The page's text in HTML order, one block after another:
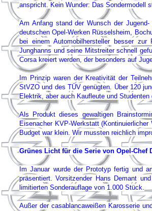
anspricht. Kein Wunder: Das Sondermodell
Am Anfang stand der Wunsch der
deutschen Opel-Werken Rüsselsheim,
bei einem Automobilhersteller besser
Junghanns und seine Mitstreiter schnell
Corsa kreiert werden, der besonders auf
Im Prinzip waren der Kreativität der
StVZO und des TÜV genügten. Über 120
Elektrik, aber auch Kaufleute und
Als Produkt dieses gewaltigen
Eisenacher KVP-Werkstatt
Budget war klein. Wir mussten reichlich
Grünes Licht für die Serie von Opel-Chef
Im Januar wurde der Prototyp fertig und
präsentiert. Vorsitzender Hans Demant
limitierten Sonderauflage von 1.000 Stück.
Außer der casablancaweißen Karosserie